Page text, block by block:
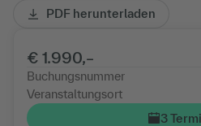
PDF herunterladen
€ 1.990,–
Buchungsnummer
Veranstaltungsort
3